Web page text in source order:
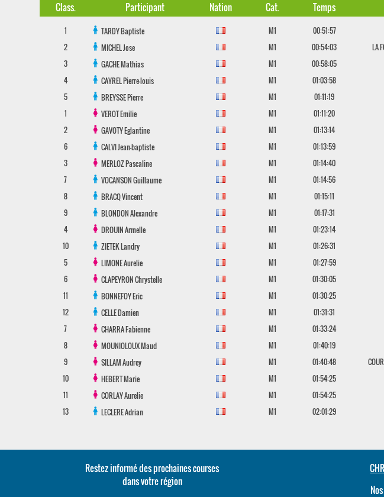
Class. Participant Nation Cat. Temps
1 TARDYBaptiste M1 00:51:57
2
MICHELJose M1 00:54:03
LA
3
GACHEMathias M1
00:58:05
4
CAYRELPierre-louis M1 01:03:58
5
BREYSSEPierre M1
01:11:19
1
VEROTEmilie M1
01:11:20
2
GAVOTYEglantine M1
01:13:14
6
CALVIJean-baptiste M1
01:13:59
3
MERLOZPascaline M1 01:14:40
7
VOCANSONGuillaume M1 01:14:56
8
BRACQVincent M1
01:15:11
9
BLONDONAlexandre M1
01:17:31
4
DROUINArmelle M1 01:23:14
10
ZIETEKLandry M1 01:26:31
5
LIMONEAurelie M1
01:27:59
6
CLAPEYRONChrystelle M1
01:30:05
11
BONNEFOYEric M1
01:30:25
12
CELLEDamien M1
01:31:31
7
CHARRAFabienne M1
01:33:24
8
MOUNIOLOUXMaud M1
01:40:19
9
SILLAMAudrey M1 01:40:48
10
HEBERTMarie M1 01:54:25
11
CORLAYAurelie M1
01:54:25
13
LECLEREAdrian M1 02:01:29
Restez informé des prochaines courses
dans votre région